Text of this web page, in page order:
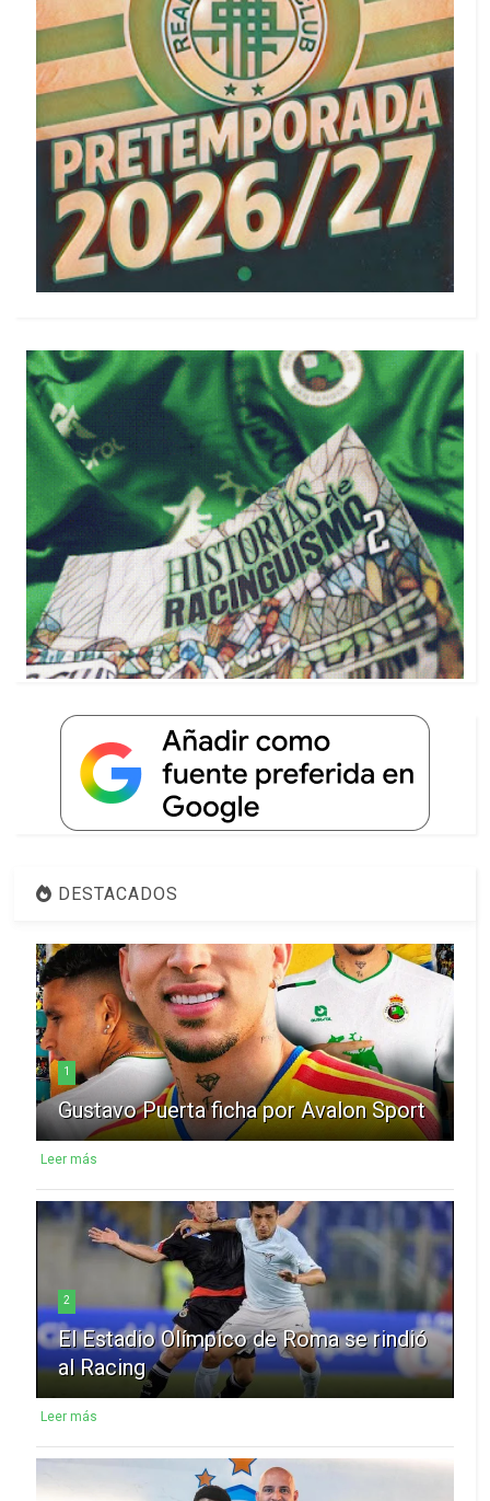
DESTACADOS
1
Gustavo Puerta ficha por Avalon Sport
Leer más
2
El Estadio Olímpico de Roma se rindió
al Racing
Leer más